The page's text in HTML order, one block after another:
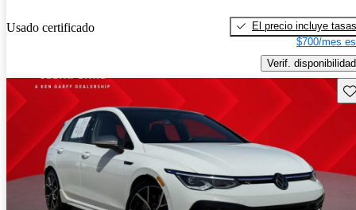
Usado certificado
El precio incluye tasas
$700/mes
Verif. disponibilidad